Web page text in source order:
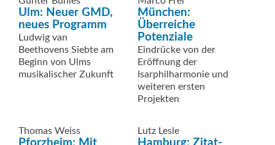
Ulm: Neuer GMD,
neues Programm
Ludwig van
Beethovens Siebte am
Beginn von Ulms
musikalischer Zukunft
München:
Überreiche
Potenziale
Eindrücke von der
Eröffnung der
Isarphilharmonie und
weiteren ersten
Projekten
Thomas Weiss Lutz Lesle